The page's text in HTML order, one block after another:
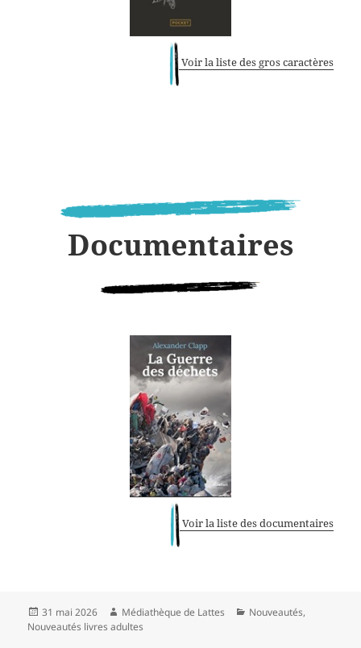
Voir la liste des gros caractères
Documentaires
Voir la liste des documentaires
Publié
le
31 mai 2026 Auteur
Médiathèque de Lattes Catégories
Nouveautés,
Nouveautés livres adultes